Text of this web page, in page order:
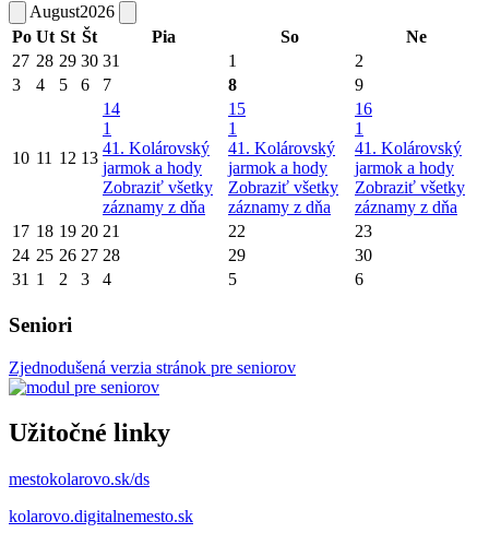
August2026
Po Ut St Št Pia So
Ne
27 28 29 30 31 1
2
3
4 5 6 7 8 9
10 11 12 13
14
1
41. Kolárovský
jarmok a hody
Zobraziť všetky
záznamy z dňa
15
1
41. Kolárovský
jarmok a hody
Zobraziť všetky
záznamy z dňa
16
1
41. Kolárovský
jarmok a hody
Zobraziť všetky
záznamy z dňa
17 18 19 20 21 22
23
24 25 26 27 28 29
30
31 1 2 3 4 5 6
Seniori
Zjednodušená verzia stránok pre seniorov
Užitočné linky
mestokolarovo.sk/ds
kolarovo.digitalnemesto.sk